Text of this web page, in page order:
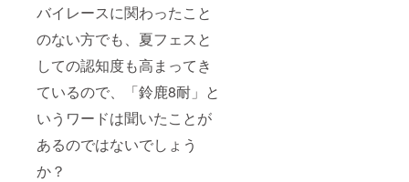
バイレースに関わったこと
のない方でも、夏フェスと
しての認知度も高まってき
ているので、「鈴鹿8耐」と
いうワードは聞いたことが
あるのではないでしょう
か？